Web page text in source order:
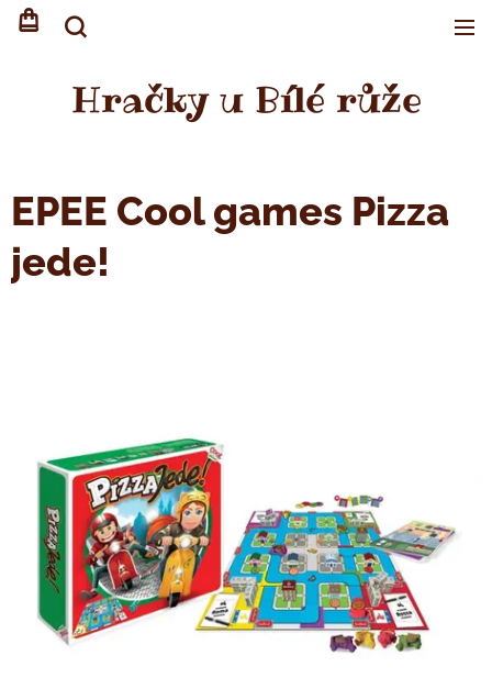
Hračky u Bílé růže
EPEE Cool games Pizza
jede!